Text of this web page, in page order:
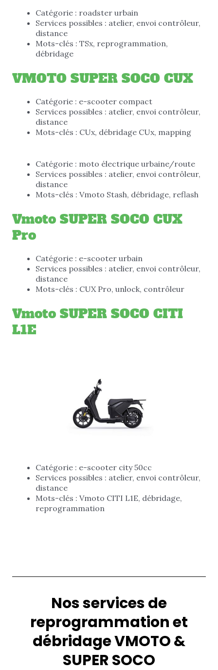
Catégorie : roadster urbain
Services possibles : atelier, envoi contrôleur,
distance
Mots-clés : TSx, reprogrammation,
débridage
VMOTO SUPER SOCO CUX
Catégorie : e-scooter compact
Services possibles : atelier, envoi contrôleur,
distance
Mots-clés : CUx, débridage CUx, mapping
Catégorie : moto électrique urbaine/route
Services possibles : atelier, envoi contrôleur,
distance
Mots-clés : Vmoto Stash, débridage, reflash
Vmoto SUPER SOCO CUX
Pro
Catégorie : e-scooter urbain
Services possibles : atelier, envoi contrôleur,
distance
Mots-clés : CUX Pro, unlock, contrôleur
Vmoto SUPER SOCO CITI
L1E
Catégorie : e-scooter city 50cc
Services possibles : atelier, envoi contrôleur,
distance
Mots-clés : Vmoto CITI L1E, débridage,
reprogrammation
Nos services de
reprogrammation et
débridage VMOTO &
SUPER SOCO